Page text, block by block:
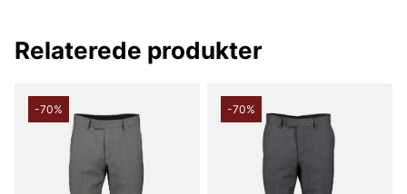
Relaterede produkter
-70% -70%